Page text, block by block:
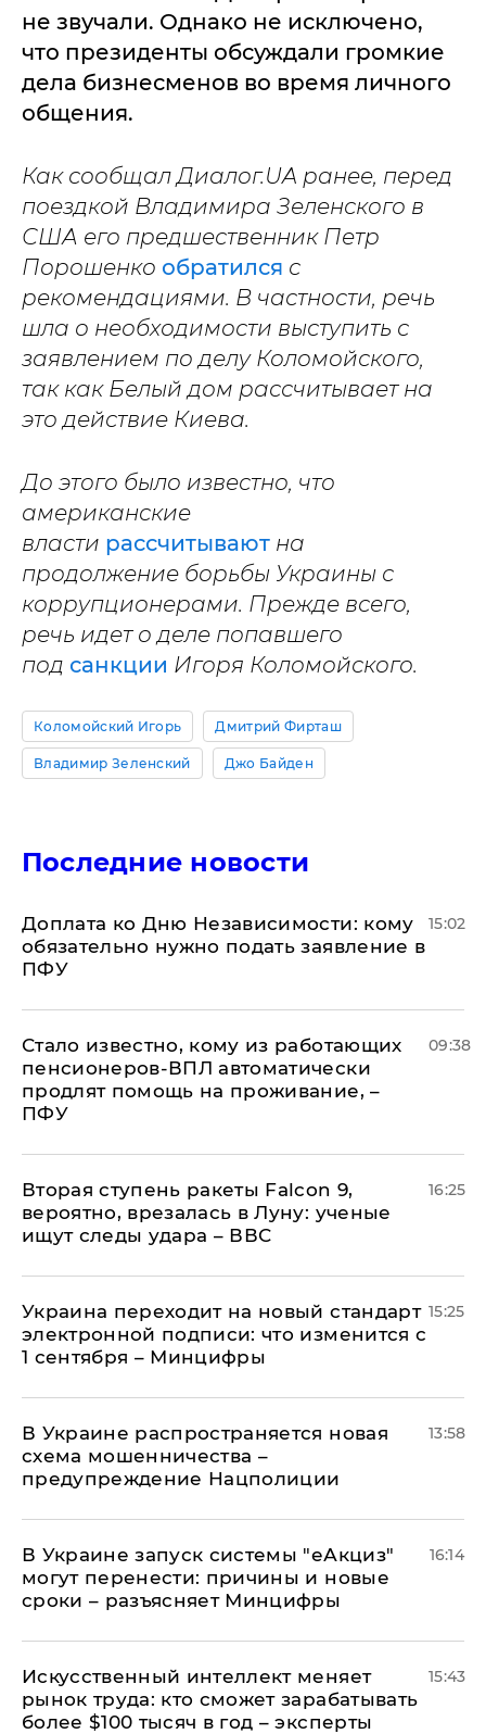
не звучали. Однако не исключено,
что президенты обсуждали громкие
дела бизнесменов во время личного
общения.
Как сообщал Диалог.UA ранее, перед
поездкой Владимира Зеленского в
США его предшественник Петр
Порошенко обратился с
рекомендациями. В частности, речь
шла о необходимости выступить с
заявлением по делу Коломойского,
так как Белый дом рассчитывает на
это действие Киева.
До этого было известно, что
американские
власти рассчитывают на
продолжение борьбы Украины с
коррупционерами. Прежде всего,
речь идет о деле попавшего
под санкции Игоря Коломойского.
Коломойский Игорь Дмитрий Фирташ
Владимир Зеленский Джо Байден
Последние новости
Доплата ко Дню Независимости: кому
обязательно нужно подать заявление в
ПФУ
15:02
Стало известно, кому из работающих
пенсионеров-ВПЛ автоматически
продлят помощь на проживание, –
ПФУ
09:38
Вторая ступень ракеты Falcon 9,
вероятно, врезалась в Луну: ученые
ищут следы удара – ВВС
16:25
Украина переходит на новый стандарт
электронной подписи: что изменится с
1 сентября – Минцифры
15:25
В Украине распространяется новая
схема мошенничества –
предупреждение Нацполиции
13:58
В Украине запуск системы "еАкциз"
могут перенести: причины и новые
сроки – разъясняет Минцифры
16:14
Искусственный интеллект меняет
рынок труда: кто сможет зарабатывать
более $100 тысяч в год – эксперты
15:43